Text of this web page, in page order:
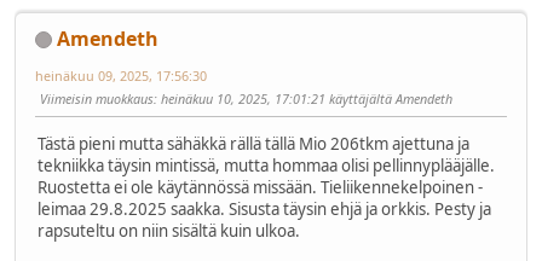
Amendeth
heinäkuu 09, 2025, 17:56:30
Viimeisin muokkaus: heinäkuu 10, 2025, 17:01:21 käyttäjältä Amendeth
Tästä pieni mutta sähäkkä rällä tällä Mio 206tkm ajettuna ja
tekniikka täysin mintissä, mutta hommaa olisi pellinnyplääjälle.
Ruostetta ei ole käytännössä missään. Tieliikennekelpoinen -
leimaa 29.8.2025 saakka. Sisusta täysin ehjä ja orkkis. Pesty ja
rapsuteltu on niin sisältä kuin ulkoa.